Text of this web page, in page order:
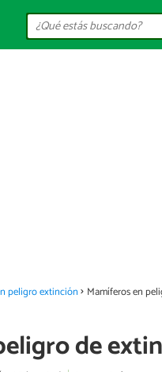
peligro extinción Mamíferos en
de